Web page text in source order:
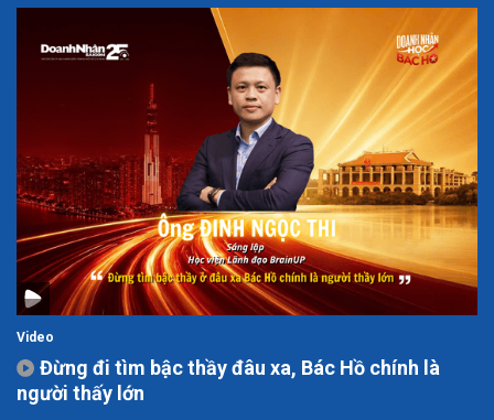
Video
Đừng đi tìm bậc thầy đâu xa, Bác Hồ chính là
người thấy lớn